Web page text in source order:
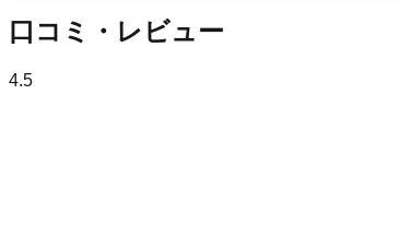
口コミ・レビュー
4.5